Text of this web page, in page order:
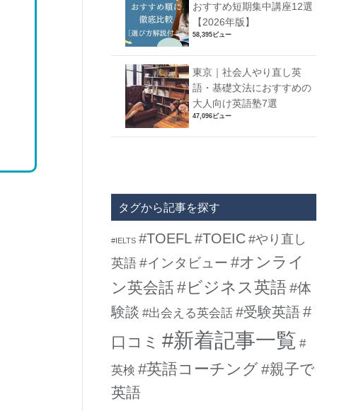
おすすめ短期集中講座12選
【2026年版】
58,395ビュー
東京｜社会人やり直し英
語・基礎文法におすすめの
大人向け英語塾7選
47,096ビュー
タグから記事を探す
#IELTS #TOEFL#TOEIC #やり直し
英語 #インタビュー #オンライ
ン英会話 #ビジネス英語#体
験談 #出会える英会話 #受験英語#
口コミ #新着記事一覧 #
英検 #英語コーチング#親子で
英語